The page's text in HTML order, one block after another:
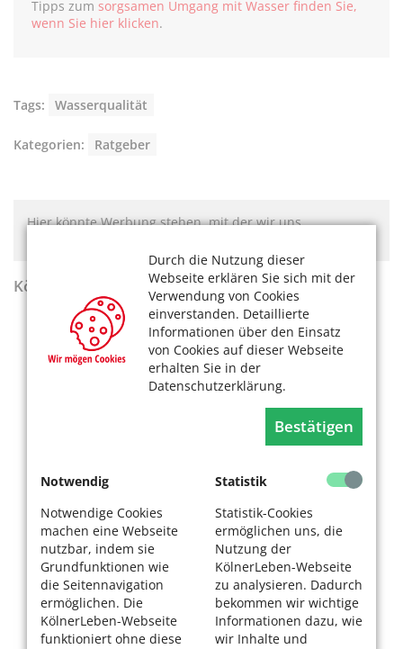
Durch die Nutzung dieser
Webseite erklären Sie sich mit der
Verwendung von Cookies
einverstanden. Detaillierte
Informationen über den Einsatz
von Cookies auf dieser Webseite
erhalten Sie in der
Datenschutzerklärung.
Bestätigen
Notwendig
Notwendige Cookies
machen eine Webseite
nutzbar, indem sie
Grundfunktionen wie
die Seitennavigation
ermöglichen. Die
KölnerLeben-Webseite
funktioniert ohne diese
Statistik
Statistik-Cookies
ermöglichen uns, die
Nutzung der
KölnerLeben-Webseite
zu analysieren. Dadurch
bekommen wir wichtige
Informationen dazu, wie
wir Inhalte und
Tipps zum sorgsamen Umgang mit Wasser finden Sie,
wenn Sie hier klicken.
Tags: Wasserqualität
Kategorien: Ratgeber
Hier könnte Werbung stehen, mit der wir uns
KölnerLeben Sommer 2026